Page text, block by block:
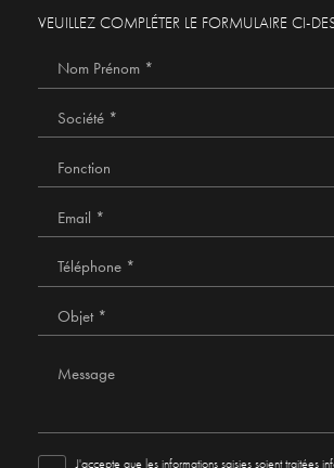
VEUILLEZ COMPLÉTER LE FORMULAIRE CI-
J'accepte que les informations saisies soient traitées